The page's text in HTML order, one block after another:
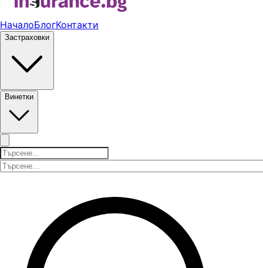
НачалоБлогКонтакти
Застраховки
Винетки